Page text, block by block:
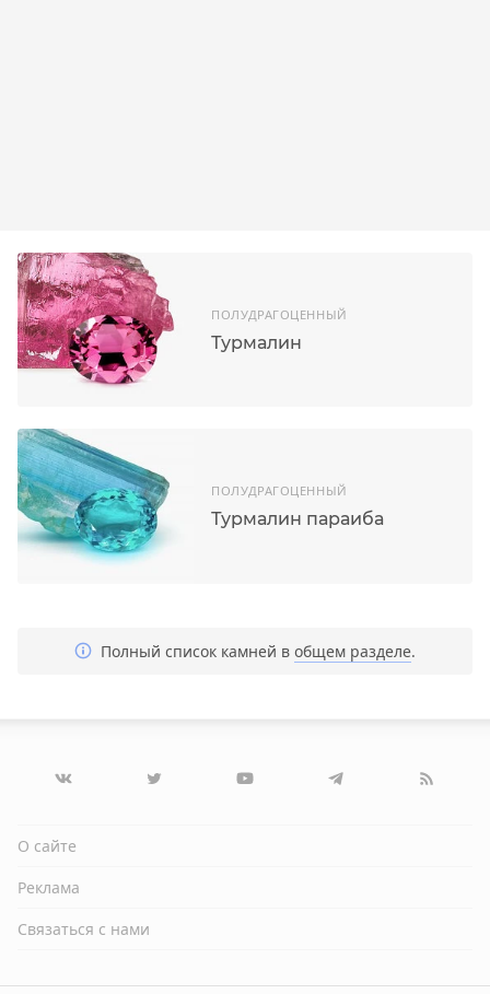
ПОЛУДРАГОЦЕННЫЙ
Турмалин
ПОЛУДРАГОЦЕННЫЙ
Турмалин параиба
Полный список камней в общем разделе.
О сайте
Реклама
Связаться с нами